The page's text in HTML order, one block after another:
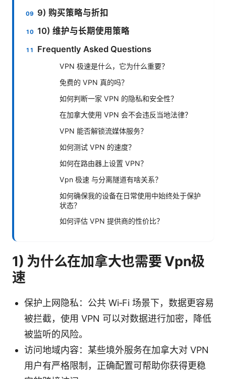
9) 购买策略与折扣
10) 维护与长期使用策略
Frequently Asked Questions
VPN 极速是什么，它为什么重要？
免费的 VPN 真的吗？
如何判断一家 VPN 的隐私和安全性？
在加拿大使用 VPN 会不会违反当地法律？
VPN 能否解锁流媒体服务？
如何测试 VPN 的速度？
如何在路由器上设置 VPN？
Vpn 极速 与分离隧道有啥关系？
如何确保我的设备在日常使用中始终处于保护
状态？
如何评估 VPN 提供商的性价比？
1) 为什么在加拿大也需要 Vpn极
速
保护上网隐私：公共 Wi‑Fi 场景下，数据更容易
被拦截，使用 VPN 可以对数据进行加密，降低
被监听的风险。
访问地域内容：某些境外服务在加拿大对 VPN
用户有严格限制，正确配置可帮助你获得更稳